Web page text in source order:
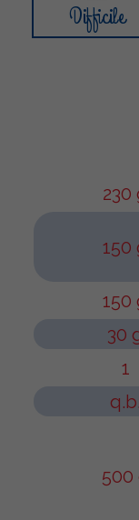
Difficile
230
150
150
30
1
q.b.
500